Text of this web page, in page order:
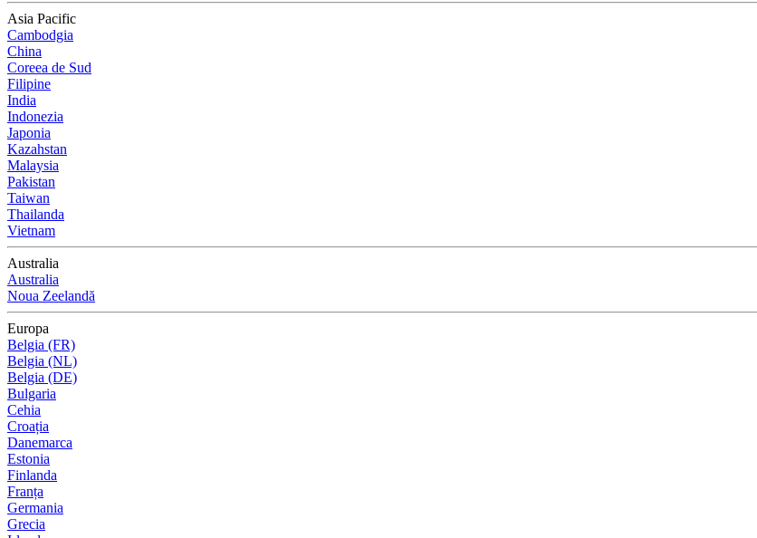
Asia Pacific
Cambodgia
China
Coreea de Sud
Filipine
India
Indonezia
Japonia
Kazahstan
Malaysia
Pakistan
Taiwan
Thailanda
Vietnam
Australia
Australia
Noua Zeelandă
Europa
Belgia (FR)
Belgia (NL)
Belgia (DE)
Bulgaria
Cehia
Croația
Danemarca
Estonia
Finlanda
Franța
Germania
Grecia